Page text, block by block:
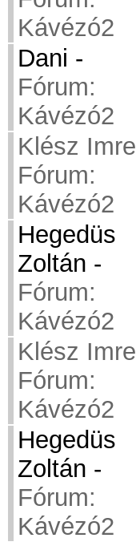
Kávézó2
Dani -
Fórum:
Kávézó2
Klész Imre
Fórum:
Kávézó2
Hegedüs
Zoltán -
Fórum:
Kávézó2
Klész Imre
Fórum:
Kávézó2
Hegedüs
Zoltán -
Fórum:
Kávézó2